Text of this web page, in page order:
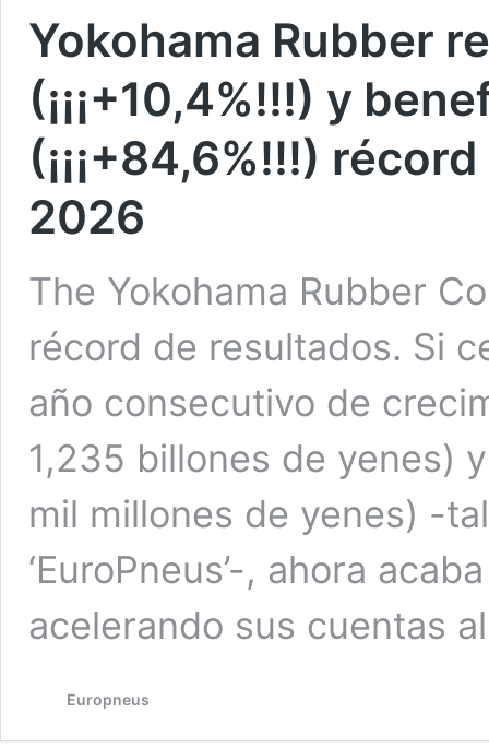
Yokohama Rubber
(¡¡¡+10,4%!!!) y
(¡¡¡+84,6%!!!)
2026
The Yokohama Rubber
récord de resultados. Si
año consecutivo de
1,235 billones de yenes)
mil millones de yenes) -
‘EuroPneus’-, ahora
acelerando sus cuentas
Europneus